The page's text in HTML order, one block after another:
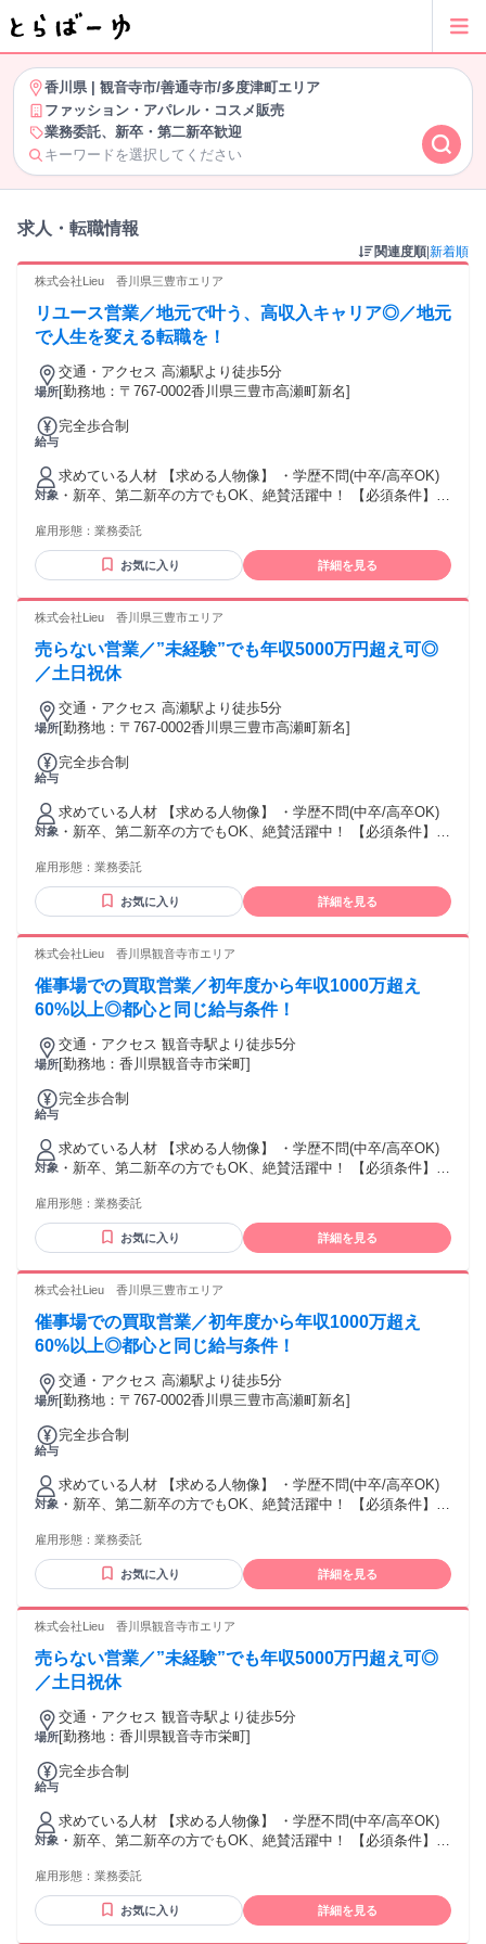
香川県| 観音寺市/善通寺市/多度津町エリア
ファッション・アパレル・コスメ販売
業務委託、新卒・第二新卒歓迎
キーワードを選択してください
求人・転職情報
関連度順 新着順
株式会社Lieu 香川県三豊市エリア
リユース営業／地元で叶う、高収入キャリア◎／地元
で人生を変える転職を！
場所
交通・アクセス 高瀬駅より徒歩5分
[勤務地：〒767-0002香川県三豊市高瀬町新名]
給与
完全歩合制
対象
求めている人材 【求める人物像】 ・学歴不問(中卒/高卒OK)
・新卒、第二新卒の方でもOK、絶賛活躍中！ 【必須条件】
検1級以上の方 ・ブランクOK ・仕事に熱心で、稼ぎたい思い
が強い方 ・コミュニケーションを取ることがお好きな方又
は、 得意とされる方 ・チャレンジ精神がある方 【活かして
営業、不動産営業問わず、 何かしらの営業経験をお持ちの方
パート・アルバイトの経験問わず活躍いただけます！" ★稼ぎ
たい！ ★トーク力を活かしたい！ ★正当に評価してもらって
のを買いたい！ といった向上心と ガッツがある方を待ってま
す！
雇用形態： 業務委託
お気に入り 詳細を見る
株式会社Lieu 香川県三豊市エリア
売らない営業／”未経験”でも年収5000万円超え可◎
／土日祝休
場所
交通・アクセス 高瀬駅より徒歩5分
[勤務地：〒767-0002香川県三豊市高瀬町新名]
給与
完全歩合制
対象
求めている人材 【求める人物像】 ・学歴不問(中卒/高卒OK)
・新卒、第二新卒の方でもOK、絶賛活躍中！ 【必須条件】
検1級以上の方 ・ブランクOK ・仕事に熱心で、稼ぎたい思い
が強い方 ・コミュニケーションを取ることがお好きな方又
は、 得意とされる方 ・チャレンジ精神がある方 【活かして
営業、不動産営業問わず、 何かしらの営業経験をお持ちの方
パート・アルバイトの経験問わず活躍いただけます！" ★稼ぎ
たい！ ★トーク力を活かしたい！ ★正当に評価してもらって
のを買いたい！ といった向上心と ガッツがある方を待ってま
す！
雇用形態： 業務委託
お気に入り 詳細を見る
株式会社Lieu 香川県観音寺市エリア
催事場での買取営業／初年度から年収1000万超え
60%以上◎都心と同じ給与条件！
場所
交通・アクセス 観音寺駅より徒歩5分
[勤務地：香川県観音寺市栄町]
給与
完全歩合制
対象
求めている人材 【求める人物像】 ・学歴不問(中卒/高卒OK)
・新卒、第二新卒の方でもOK、絶賛活躍中！ 【必須条件】
検1級以上の方 ・ブランクOK ・仕事に熱心で、稼ぎたい思い
が強い方 ・コミュニケーションを取ることがお好きな方又
は、 得意とされる方 ・チャレンジ精神がある方 【活かして
営業、不動産営業問わず、 何かしらの営業経験をお持ちの方
パート・アルバイトの経験問わず活躍いただけます！" ★稼ぎ
たい！ ★トーク力を活かしたい！ ★正当に評価してもらって
のを買いたい！ といった向上心と ガッツがある方を待ってま
す！
雇用形態： 業務委託
お気に入り 詳細を見る
株式会社Lieu 香川県三豊市エリア
催事場での買取営業／初年度から年収1000万超え
60%以上◎都心と同じ給与条件！
場所
交通・アクセス 高瀬駅より徒歩5分
[勤務地：〒767-0002香川県三豊市高瀬町新名]
給与
完全歩合制
対象
求めている人材 【求める人物像】 ・学歴不問(中卒/高卒OK)
・新卒、第二新卒の方でもOK、絶賛活躍中！ 【必須条件】
検1級以上の方 ・ブランクOK ・仕事に熱心で、稼ぎたい思い
が強い方 ・コミュニケーションを取ることがお好きな方又
は、 得意とされる方 ・チャレンジ精神がある方 【活かして
営業、不動産営業問わず、 何かしらの営業経験をお持ちの方
パート・アルバイトの経験問わず活躍いただけます！" ★稼ぎ
たい！ ★トーク力を活かしたい！ ★正当に評価してもらって
のを買いたい！ といった向上心と ガッツがある方を待ってま
す！
雇用形態： 業務委託
お気に入り 詳細を見る
株式会社Lieu 香川県観音寺市エリア
売らない営業／”未経験”でも年収5000万円超え可◎
／土日祝休
場所
交通・アクセス 観音寺駅より徒歩5分
[勤務地：香川県観音寺市栄町]
給与
完全歩合制
対象
求めている人材 【求める人物像】 ・学歴不問(中卒/高卒OK)
・新卒、第二新卒の方でもOK、絶賛活躍中！ 【必須条件】
検1級以上の方 ・ブランクOK ・仕事に熱心で、稼ぎたい思い
が強い方 ・コミュニケーションを取ることがお好きな方又
は、 得意とされる方 ・チャレンジ精神がある方 【活かして
雇用形態： 業務委託
お気に入り 詳細を見る